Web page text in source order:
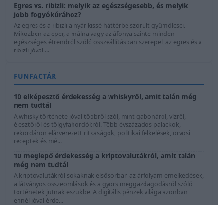
Egres vs. ribizli: melyik az egészségesebb, és melyik
jobb fogyókúrához?
Az egres és a ribizli a nyár kissé háttérbe szorult gyümölcsei.
Miközben az eper, a málna vagy az áfonya szinte minden
egészséges étrendről szóló összeállításban szerepel, az egres és a
ribizli jóval ...
FUNFACTÁR
10 elképesztő érdekesség a whiskyről, amit talán még
nem tudtál
A whisky története jóval többről szól, mint gabonáról, vízről,
élesztőről és tölgyfahordókról. Több évszázados palackok,
rekordáron elárverezett ritkaságok, politikai felkelések, orvosi
receptek és mé...
10 meglepő érdekesség a kriptovalutákról, amit talán
még nem tudtál
A kriptovalutákról sokaknak elsősorban az árfolyam-emelkedések,
a látványos összeomlások és a gyors meggazdagodásról szóló
történetek jutnak eszükbe. A digitális pénzek világa azonban
ennél jóval érde...